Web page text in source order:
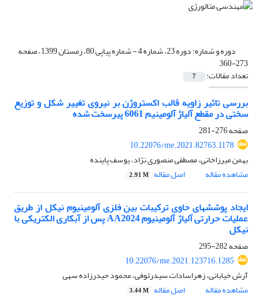
دوره و شماره: دوره 23، شماره 4 - شماره پیاپی 80، زمستان 1399، صفحه
273-360
تعداد مقالات: 7
بررسی تاثیر زاویه قالب اکستروژن بر نیروی تغییر شکل و توزیع
سختی در مقطع آلیاژ آلومینیم 6061 پیرسخت شده
صفحه276-281
10.22076/me.2021.82763.1178
بهمن میرزاخانی، مصطفی منصوری نژاد، یوسف پاینده
مشاهده مقاله
اصل مقاله 2.91 M
ایجاد پوششهای حاوی ترکیبات بین فلزی آلومینیوم نیکل از طریق
عملیات حرارتی آلیاژ آلومینیوم AA2024 پس از آبکاری الکتریکی با
نیکل
صفحه282-295
10.22076/me.2021.123716.1285
آرش خیابانی، زهراسادات سیدرئوفی، محمود حیدرزاده سهی
مشاهده مقاله
اصل مقاله 3.44 M